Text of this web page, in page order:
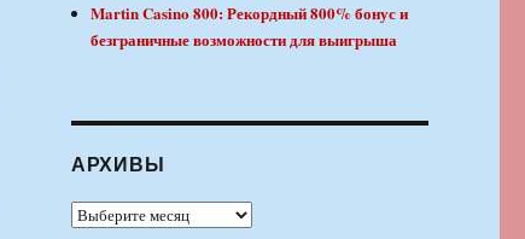
Martin Casino 800: Рекордный 800% бонус и
безграничные возможности для выигрыша
АРХИВЫ
Архивы